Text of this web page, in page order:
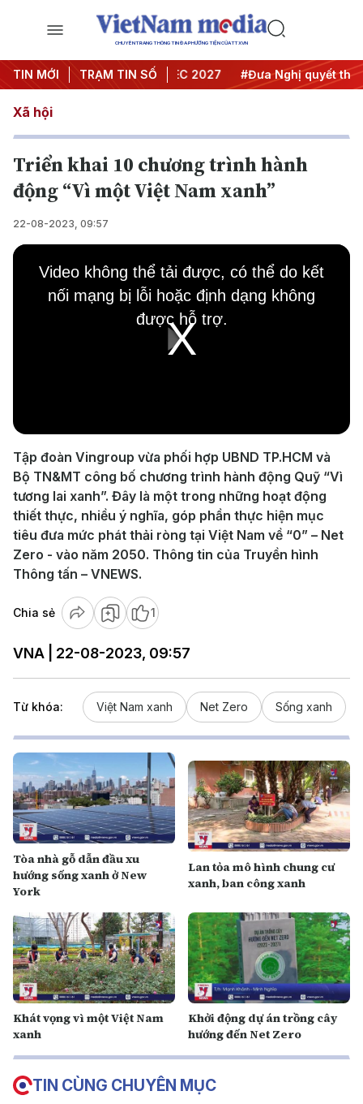
CHUYÊN TRANG THÔNG TIN ĐA PHƯƠNG TIỆN CỦA TTXVN
TIN MỚI TRẠM TIN SỐ
nghị Trung ương 3 #APEC 2027 #Đưa Nghị quyết thành
Xã hội
Triển khai 10 chương trình hành
động “Vì một Việt Nam xanh”
22-08-2023, 09:57
Play
Video
This
window.
Video không thể tải được, có thể do kết
nối mạng bị lỗi hoặc định dạng không
được hỗ trợ.
Tập đoàn Vingroup vừa phối hợp UBND TP.HCM và
Bộ TN&MT công bố chương trình hành động Quỹ “Vì
tương lai xanh”. Đây là một trong những hoạt động
thiết thực, nhiều ý nghĩa, góp phần thực hiện mục
tiêu đưa mức phát thải ròng tại Việt Nam về “0” – Net
Zero - vào năm 2050. Thông tin của Truyền hình
Thông tấn – VNEWS.
Chia sẻ 1
VNA | 22-08-2023, 09:57
Từ khóa: Việt Nam xanh Net Zero Sống xanh
Tòa nhà gỗ dẫn đầu xu
hướng sống xanh ở New
York
Lan tỏa mô hình chung cư
xanh, ban công xanh
Khát vọng vì một Việt Nam
xanh
Khởi động dự án trồng cây
hướng đến Net Zero
TIN CÙNG CHUYÊN MỤC